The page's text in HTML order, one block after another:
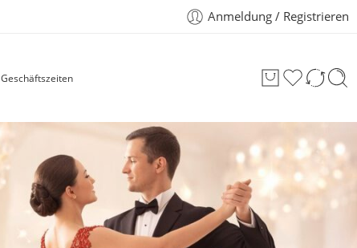
Anmeldung / Registrieren
Geschäftszeiten